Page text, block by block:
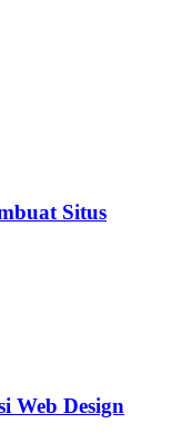
Situs
Web Design